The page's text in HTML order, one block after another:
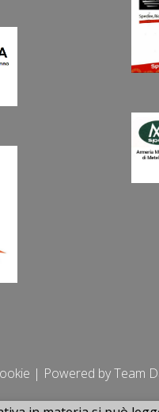
| Powered byTeam